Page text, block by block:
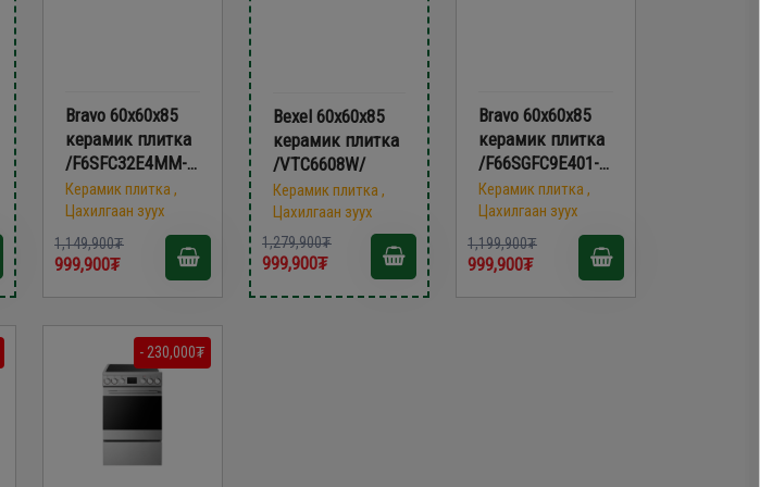
Bravo 60х60х85
керамик плитка
/F6SFC32E4MM-
CC/
Керамик плитка ,
Цахилгаан зуух
1,149,900₮
999,900₮
Bexel 60х60х85
керамик плитка
/VTC6608W/
Керамик плитка ,
Цахилгаан зуух
1,279,900₮
999,900₮
Bravo 60х60х85
керамик плитка
/F66SGFC9E401-
W-850/
Керамик плитка ,
Цахилгаан зуух
1,199,900₮
999,900₮
- 230,000₮